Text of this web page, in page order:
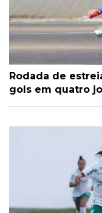
Rodada de
gols em quatro